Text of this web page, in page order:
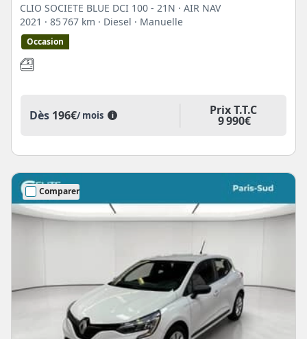
CLIO SOCIETE BLUE DCI 100 - 21N · AIR NAV
2021 · 85 767 km · Diesel · Manuelle
Occasion
Dès 196€/ mois i Prix T.T.C
9 990€
Comparer